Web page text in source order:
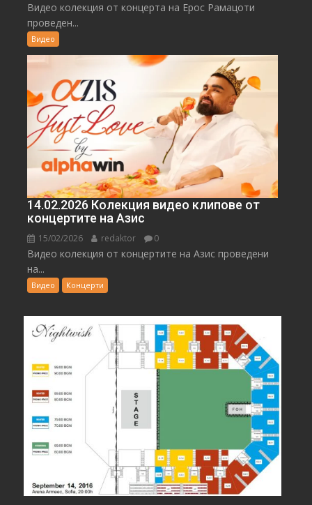
Видео колекция от концерта на Ерос Рамацоти
проведен...
Видео
14.02.2026 Колекция видео клипове от
концертите на Азис
15/02/2026 redaktor 0
Видео колекция от концертите на Азис проведени
на...
Видео Концерти